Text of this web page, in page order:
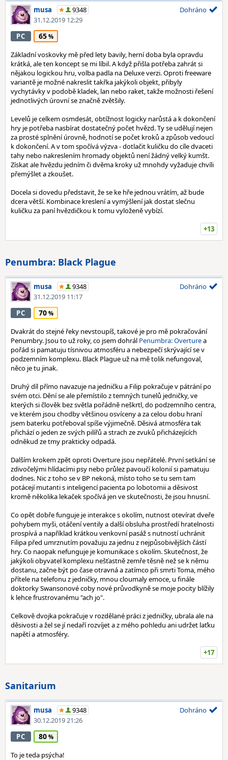
musa
9348
31.12.2019 12:29
Dohráno
PC 65
Základní voskovky mě před lety bavily, herní doba byla opravdu
krátká, ale ten koncept se mi líbil. A když přišla potřeba zahrát si
nějakou logickou hru, volba padla na Deluxe verzi. Oproti freeware
variantě je možné nakreslit takřka jakýkoli objekt, přibyly
vychytávky v podobě kladek, lan nebo raket, takže možnosti řešení
jednotlivých úrovní se značně zvětšily.
Levelů je celkem osmdesát, obtížnost logicky narůstá a k dokončení
hry je potřeba nasbírat dostatečný počet hvězd. Ty se udělují nejen
za prosté splnění úrovně, hodnotí se počet kroků a způsob vedoucí
k dokončení. A v tom spočívá výzva - dotlačit kuličku do cíle dvaceti
tahy nebo nakreslením hromady objektů není žádný velký kumšt.
Získat ale hvězdu jedním či dvěma kroky už mnohdy vyžaduje chvíli
přemýšlet a zkoušet.
Docela si dovedu představit, že se ke hře jednou vrátím, až bude
dcera větší. Kombinace kreslení a vymýšlení jak dostat slečnu
kuličku za paní hvězdičkou k tomu vyloženě vybízí.
+13
Penumbra: Black Plague
musa
9348
31.12.2019 11:17
Dohráno
PC 70
Dvakrát do stejné řeky nevstoupíš, takové je pro mě pokračování
Penumbry. Jsou to už roky, co jsem dohrál Penumbra: Overturea
pořád si pamatuju tísnivou atmosféru a nebezpečí skrývající se v
podzemním komplexu. Black Plague už na mě tolik nefungoval,
něco je tu jinak.
Druhý díl přímo navazuje na jedničku a Filip pokračuje v pátrání po
svém otci. Dění se ale přemístilo z temných tunelů jedničky, ve
kterých si člověk bez světla pořádně neškrtl, do podzemního centra,
ve kterém jsou chodby většinou osvíceny a za celou dobu hraní
jsem baterku potřeboval spíše výjimečně. Děsivá atmosféra tak
přichází o jeden ze svých pilířů a strach ze zvuků přicházejících
odněkud ze tmy prakticky odpadá.
Dalším krokem zpět oproti Overture jsou nepřátelé. První setkání se
zdivočelými hlídacími psy nebo průlez pavoučí kolonií si pamatuju
dodnes. Nic z toho se v BP nekoná, místo toho se tu sem tam
potácejí mutanti s inteligencí pacienta po lobotomii a děsivost
kromě několika lekaček spočívá jen ve skutečnosti, že jsou hnusní.
Co opět dobře funguje je interakce s okolím, nutnost otevírat dveře
pohybem myši, otáčení ventily a další obsluha prostředí hratelnosti
prospívá a například krátkou venkovní pasáž s nutností uchránit
Filipa před umrznutím považuju za jednu z nejpůsobivějších částí
hry. Co naopak nefunguje je komunikace s okolím. Skutečnost, že
jakýkoli obyvatel komplexu nešťastně zemře těsně než se k němu
dostanu, začne být po čase otravná a zatímco při smrti Toma, mého
přítele na telefonu z jedničky, mnou cloumaly emoce, u finále
doktorky Swansonové coby nové průvodkyně se moje pocity blížily
k lehce frustrovanému "ach jo".
Celkově dvojka pokračuje v rozdělané práci z jedničky, ubrala ale na
děsivosti a žel se jí nedaří rozvíjet a z mého pohledu ani udržet laťku
napětí a atmosféry.
+17
Sanitarium
musa
9348
30.12.2019 21:26
Dohráno
PC 80
To je teda psýcha!